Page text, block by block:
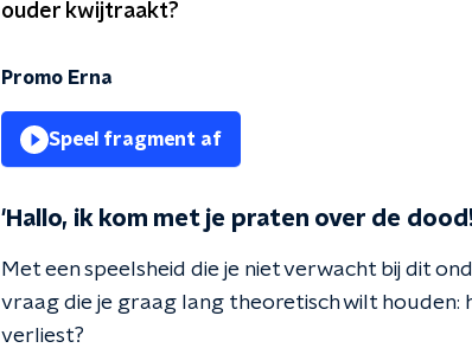
ouder kwijtraakt?
Promo Erna
Speel fragment af
'Hallo, ik kom met je praten over de
Met een speelsheid die je niet verwacht bij dit
vraag die je graag lang theoretisch wilt houden:
verliest?